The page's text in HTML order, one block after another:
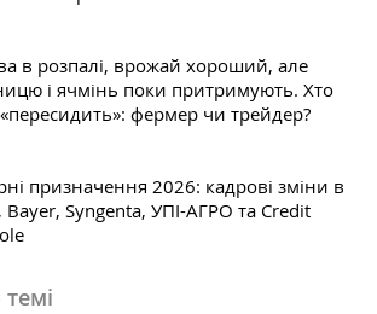
в розпалі, врожай хороший, але
і ячмінь поки притримують. Хто
фермер чи трейдер?
призначення 2026: кадрові зміни в
Syngenta, УПІ-АГРО та Credit